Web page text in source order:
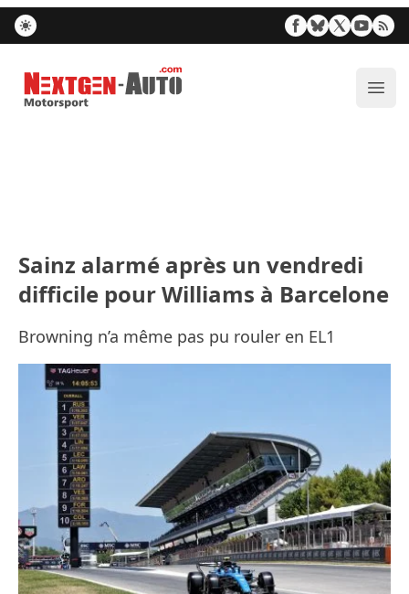
Nextgen-Auto.com
Sainz alarmé après un vendredi
difficile pour Williams à Barcelone
Browning n’a même pas pu rouler en EL1